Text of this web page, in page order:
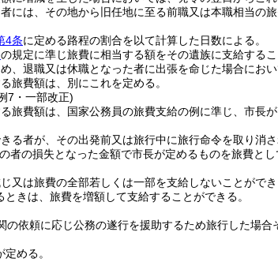
には、その地から旧任地に至る前職又は本職相当の旅
4条に定める路程の割合を以て計算した日数による。
の規定に準じ旅費に相当する額をその遺族に支給するこ
、退職又は休職となった者に出張を命じた場合にお
旅費額は、別にこれを定める。
7・一部改正)
旅費額は、国家公務員の旅費支給の例に準じ、市長が
る者が、その出発前又は旅行中に旅行命令を取り消
者の損失となった金額で市長が定めるものを旅費とし
又は旅費の全部若しくは一部を支給しないことができ
きは、旅費を増額して支給することができる。
の依頼に応じ公務の遂行を援助するため旅行した場
める。